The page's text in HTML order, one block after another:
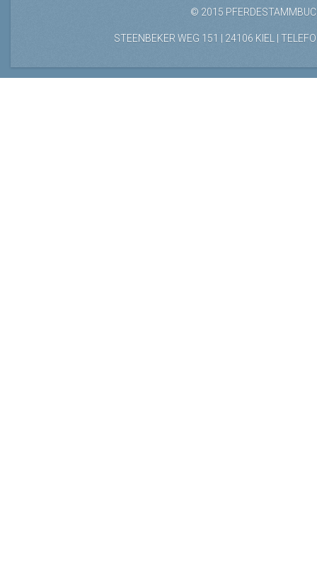
© 2015
STEENBEKER WEG 151 | 24106 KIEL |